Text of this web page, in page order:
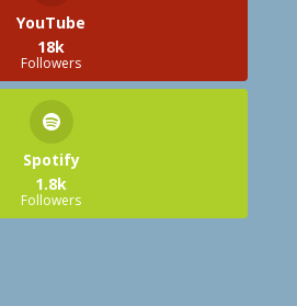
YouTube
18k
Followers
Spotify
1.8k
Followers